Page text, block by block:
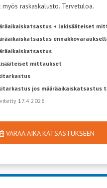
myös raskaskalusto. Tervetuloa.
+ lakisääteiset
mittaukset
jos määräaikaiskatsastus
17.4.2026
VARAA AIKA KATSASTUKSEEN